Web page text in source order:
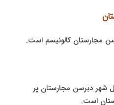
مجارستان کالونیسم است.
شهر دبرسن مجارستان پر
است.